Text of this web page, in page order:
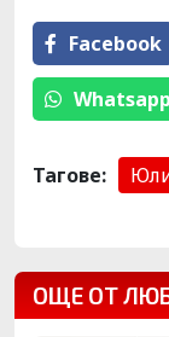
Facebook
Whatsapp
Тагове:
ОЩЕ ОТ